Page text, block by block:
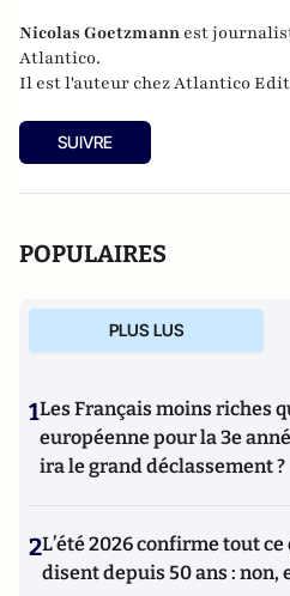
Nicolas Goetzmann est
Atlantico.
Il est l'auteur chezAtlantico
SUIVRE
POPULAIRES
PLUS LUS
1Les Français moins riches
européenne pour la 3e
ira le grand déclassement ?
2L’été 2026 confirme tout
disent depuis 50 ans : non,